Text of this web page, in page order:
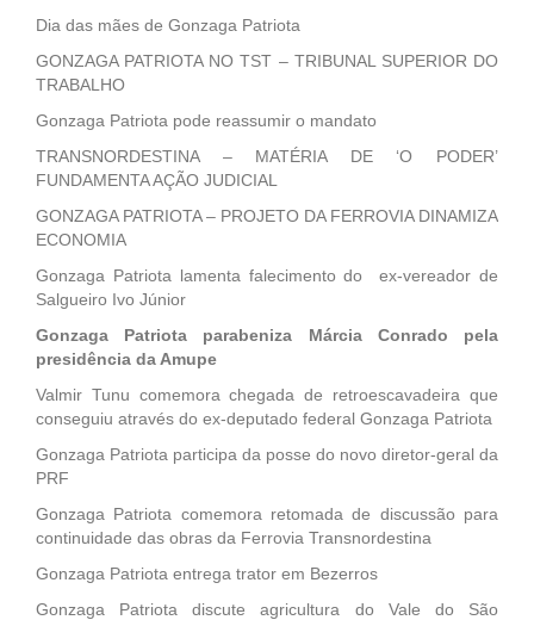
Dia das mães de Gonzaga Patriota
GONZAGA PATRIOTA NO TST – TRIBUNAL SUPERIOR DO
TRABALHO
Gonzaga Patriota pode reassumir o mandato
TRANSNORDESTINA – MATÉRIA DE ‘O PODER’
FUNDAMENTA AÇÃO JUDICIAL
GONZAGA PATRIOTA – PROJETO DA FERROVIA DINAMIZA
ECONOMIA
Gonzaga Patriota lamenta falecimento do ex-vereador de
Salgueiro Ivo Júnior
Gonzaga Patriota parabeniza Márcia Conrado pela
presidência da Amupe
Valmir Tunu comemora chegada de retroescavadeira que
conseguiu através do ex-deputado federal Gonzaga Patriota
Gonzaga Patriota participa da posse do novo diretor-geral da
PRF
Gonzaga Patriota comemora retomada de discussão para
continuidade das obras da Ferrovia Transnordestina
Gonzaga Patriota entrega trator em Bezerros
Gonzaga Patriota discute agricultura do Vale do São